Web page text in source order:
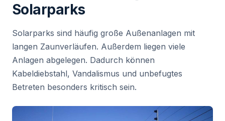
Solarparks
Solarparks sind häufig große Außenanlagen mit
langen Zaunverläufen. Außerdem liegen viele
Anlagen abgelegen. Dadurch können
Kabeldiebstahl, Vandalismus und unbefugtes
Betreten besonders kritisch sein.